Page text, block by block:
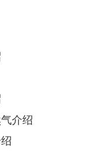
介绍